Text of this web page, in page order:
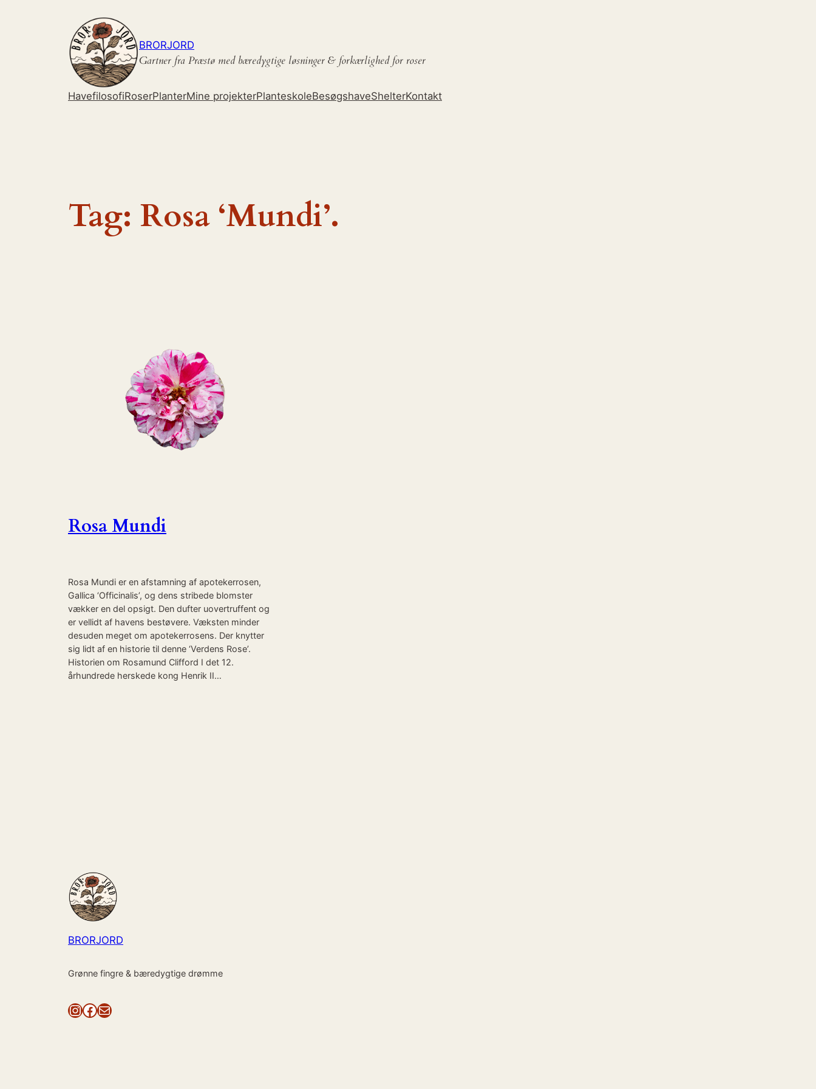
BRORJORD
Gartner fra Præstø med bæredygtige løsninger & forkærlighed for roser
HavefilosofiRoserPlanterMine projekterPlanteskoleBesøgshaveShelterKontakt
Tag: Rosa ‘Mundi’.
Rosa Mundi
Rosa Mundi er en afstamning af apotekerrosen,
Gallica ‘Officinalis’, og dens stribede blomster
vækker en del opsigt. Den dufter uovertruffent og
er vellidt af havens bestøvere. Væksten minder
desuden meget om apotekerrosens. Der knytter
sig lidt af en historie til denne ‘Verdens Rose’.
Historien om Rosamund Clifford I det 12.
århundrede herskede kong Henrik II…
BRORJORD
Grønne fingre & bæredygtige drømme
InstagramFacebook Mail